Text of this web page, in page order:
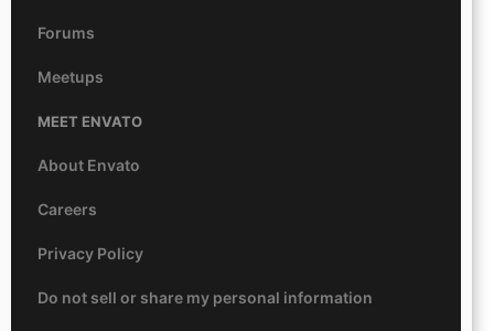
Forums
Meetups
MEET ENVATO
About Envato
Careers
Privacy Policy
Do not sell or share my personal information